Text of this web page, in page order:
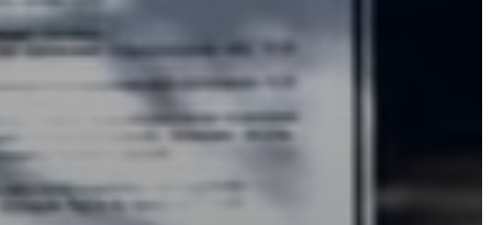
AZ
ÉPÜLŐ
VÁROS
FEJLESZTÉSEK